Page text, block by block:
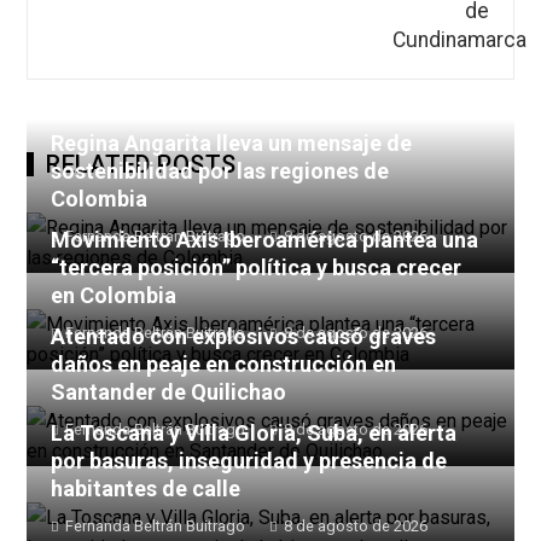
RELATED POSTS
Regina Angarita lleva un mensaje de
sostenibilidad por las regiones de
Colombia
Fernanda Beltrán Buitrago 8 de agosto de 2026
Movimiento Axis Iberoamérica plantea una
“tercera posición” política y busca crecer
en Colombia
Fernanda Beltrán Buitrago 8 de agosto de 2026
Atentado con explosivos causó graves
daños en peaje en construcción en
Santander de Quilichao
Fernanda Beltrán Buitrago 8 de agosto de 2026
La Toscana y Villa Gloria, Suba, en alerta
por basuras, inseguridad y presencia de
habitantes de calle
Fernanda Beltrán Buitrago 8 de agosto de 2026